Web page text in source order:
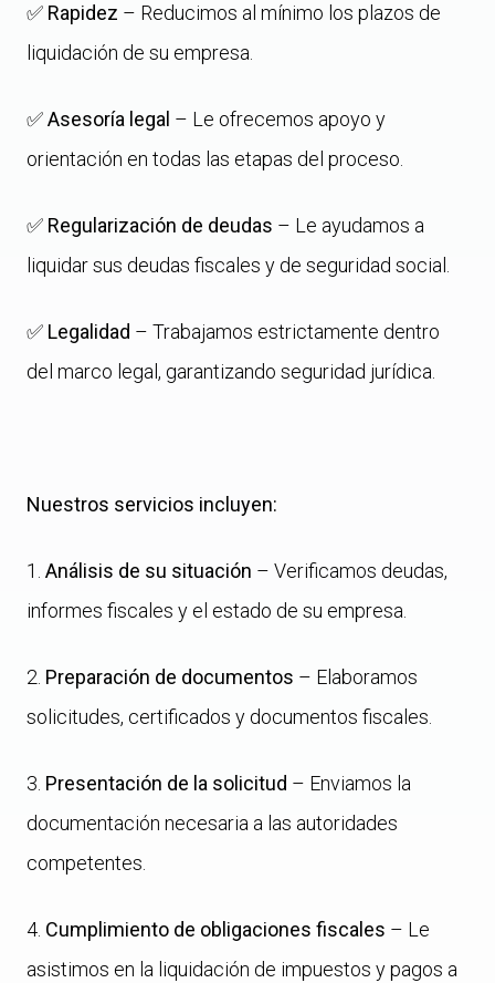
✅ Rapidez – Reducimos al mínimo los plazos de
liquidación de su empresa.
✅Asesoría legal – Le ofrecemos apoyo y
orientación en todas las etapas del proceso.
✅ Regularización de deudas – Le ayudamos a
liquidar sus deudas fiscales y de seguridad social.
✅ Legalidad – Trabajamos estrictamente dentro
del marco legal, garantizando seguridad jurídica.
Nuestros servicios incluyen:
1️. Análisis de su situación – Verificamos deudas,
informes fiscales y el estado de su empresa.
2️. Preparación de documentos – Elaboramos
solicitudes, certificados y documentos fiscales.
3️. Presentación de la solicitud – Enviamos la
documentación necesaria a las autoridades
competentes.
4️. Cumplimiento de obligaciones fiscales – Le
asistimos en la liquidación de impuestos y pagos a